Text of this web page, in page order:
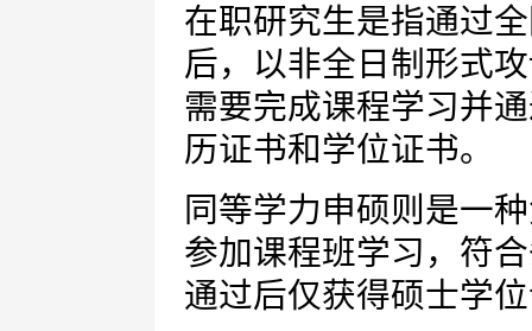
在职研究生是指通过
后，以非全日制形式
需要完成课程学习并
历证书和学位证书。
同等学力申硕则是一
参加课程班学习，符
通过后仅获得硕士学